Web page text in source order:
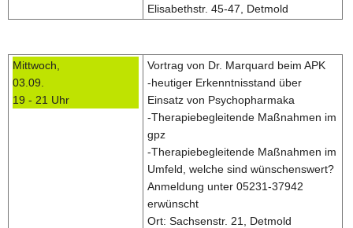
Elisabethstr. 45-47, Detmold
Mittwoch,
03.09.
19 - 21 Uhr
Vortrag von Dr. Marquard beim APK
-heutiger Erkenntnisstand über
Einsatz von Psychopharmaka
-Therapiebegleitende Maßnahmen im
gpz
-Therapiebegleitende Maßnahmen im
Umfeld, welche sind wünschenswert?
Anmeldung unter 05231-37942
erwünscht
Ort: Sachsenstr. 21, Detmold